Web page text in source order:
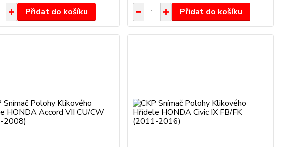
Přidat do košíku Přidat do košíku